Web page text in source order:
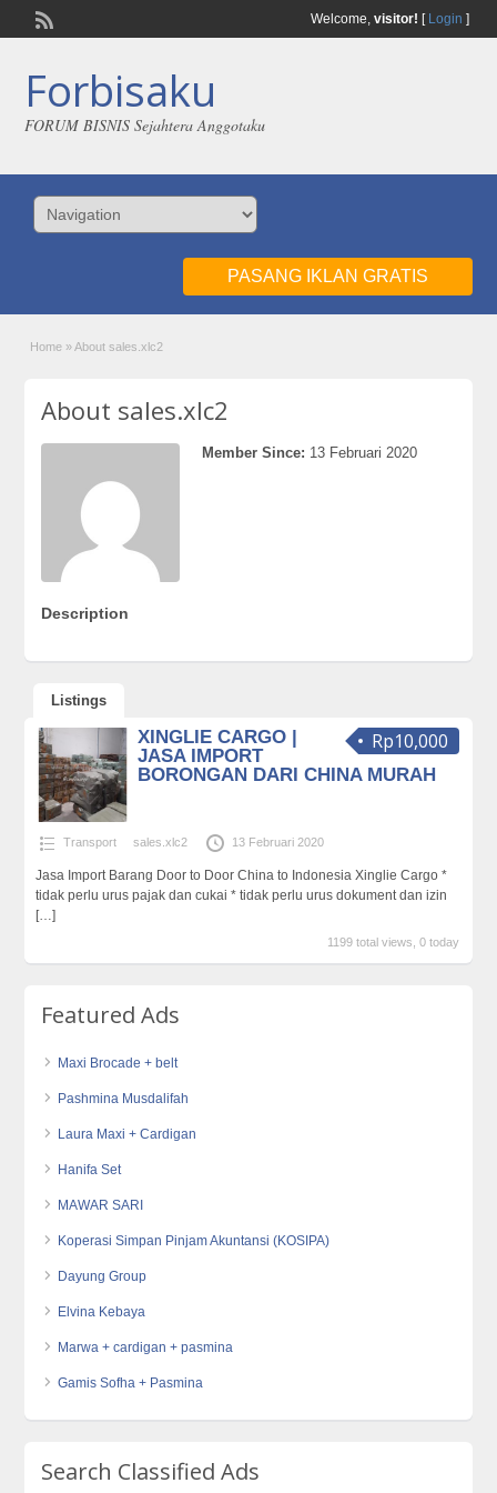
Welcome, visitor! [ Login ]
Forbisaku
FORUM BISNIS Sejahtera Anggotaku
PASANG IKLAN GRATIS
Home » About sales.xlc2
About sales.xlc2
Member Since: 13 Februari 2020
Description
Listings
Rp10,000
XINGLIE CARGO |
JASA IMPORT
BORONGAN DARI CHINA MURAH
Transport sales.xlc2 13 Februari 2020
Jasa Import Barang Door to Door China to Indonesia Xinglie Cargo *
tidak perlu urus pajak dan cukai * tidak perlu urus dokument dan izin
[…]
1199 total views, 0 today
Featured Ads
Maxi Brocade + belt
Pashmina Musdalifah
Laura Maxi + Cardigan
Hanifa Set
MAWAR SARI
Koperasi Simpan Pinjam Akuntansi (KOSIPA)
Dayung Group
Elvina Kebaya
Marwa + cardigan + pasmina
Gamis Sofha + Pasmina
Search Classified Ads